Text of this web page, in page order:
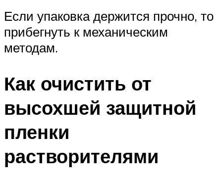
Если упаковка держится прочно, то
прибегнуть к механическим
методам.
Как очистить от
высохшей защитной
пленки
растворителями